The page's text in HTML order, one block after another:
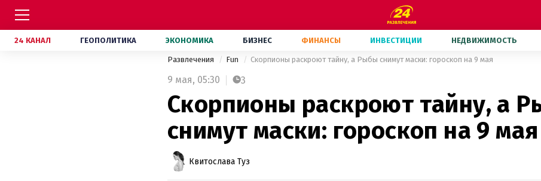
24 КАНАЛ ГЕОПОЛИТИКА ЭКОНОМИКА БИЗНЕС ФИНАНСЫ ИНВЕСТИЦИИ НЕДВИЖИМОСТЬ
Развлечения Fun Скорпионы раскроют тайну, а Рыбы снимут маски: гороскоп на 9 мая
9 мая, 05:30 3
Скорпионы раскроют тайну, а
снимут маски: гороскоп на 9 мая
Квитослава Туз